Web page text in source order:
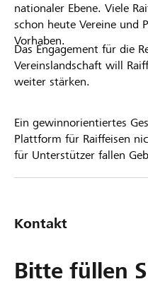
nationaler Ebene. Viele
schon heute Vereine und
Vorhaben.
Das Engagement für die
Vereinslandschaft will
weiter stärken.
Ein gewinnorientiertes
Plattform für Raiffeisen
für Unterstützer fallen
Kontakt
Bitte füllen